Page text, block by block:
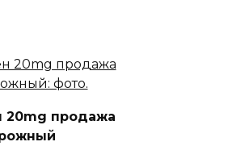
20mg продажа